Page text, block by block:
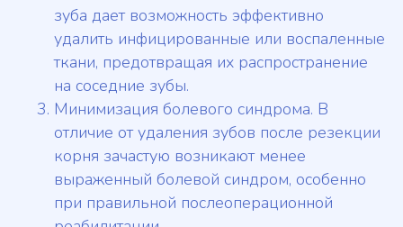
зуба дает возможность эффективно
удалить инфицированные или воспаленные
ткани, предотвращая их распространение
на соседние зубы.
Минимизация болевого синдрома. В
отличие от удаления зубов после резекции
корня зачастую возникают менее
выраженный болевой синдром, особенно
при правильной послеоперационной